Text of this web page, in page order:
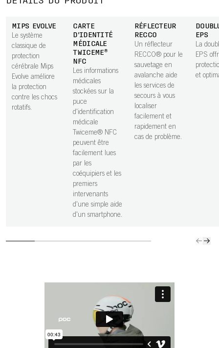
MIPS EVOLVE
Le système
classique de
protection
cérébrale Mips
Evolve améliore
la protection
contre les chocs
rotatifs.
CARTE
D'IDENTITÉ
MÉDICALE
TWICEME®
NFC
Les informations
médicales
stockées sur la
puce
d'identification
médicale
Twiceme® NFC
peuvent être
facilement lues
par les
coéquipiers et les
premiers
intervenants
d'une simple aide
d'un smartphone.
RÉFLECTEUR
RECCO
Un réflecteur
RECCO® pour le
sauvetage en
avalanche aide
les services de
secours à vous
localiser
facilement et
rapidement en
cas de problème.
EPS
La
EPS
et